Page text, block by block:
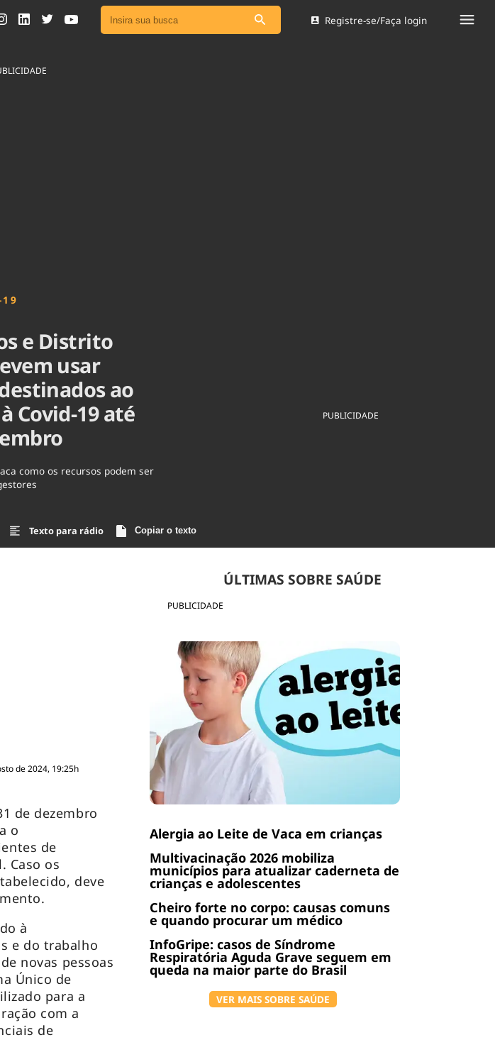
Ver todas as notícias
Cinema
Comportamento
Registre-se/Faça login
e Distrito
usar
ao
Covid-19 até
como os recursos podem ser
Texto para rádio Copiar o texto
PUBLICIDADE
PUBLICIDADE
ÚLTIMAS SOBRE SAÚDE
Alergia ao Leite de Vaca em crianças
Multivacinação 2026 mobiliza
municípios para atualizar caderneta de
crianças e adolescentes
Cheiro forte no corpo: causas comuns
e quando procurar um médico
InfoGripe: casos de Síndrome
Respiratória Aguda Grave seguem em
queda na maior parte do Brasil
VER MAIS SOBRE SAÚDE
de 2024, 19:25h
de dezembro
o
de
Caso os
deve
à
e do trabalho
novas pessoas
Único de
para a
com a
de